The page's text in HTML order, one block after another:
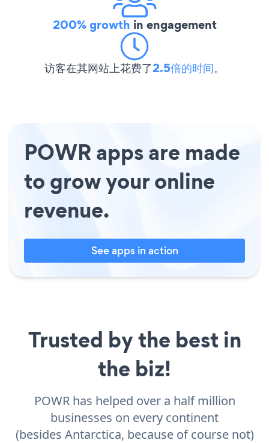
200% growth in engagement
访客在其网站上花费了2.5倍的时间。
POWR apps are made
to grow your online
revenue.
See apps in action
Trusted by the best in
the biz!
POWR has helped over a half million
businesses on every continent
(besides Antarctica, because of course not)